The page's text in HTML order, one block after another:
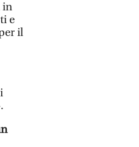
in
e
il